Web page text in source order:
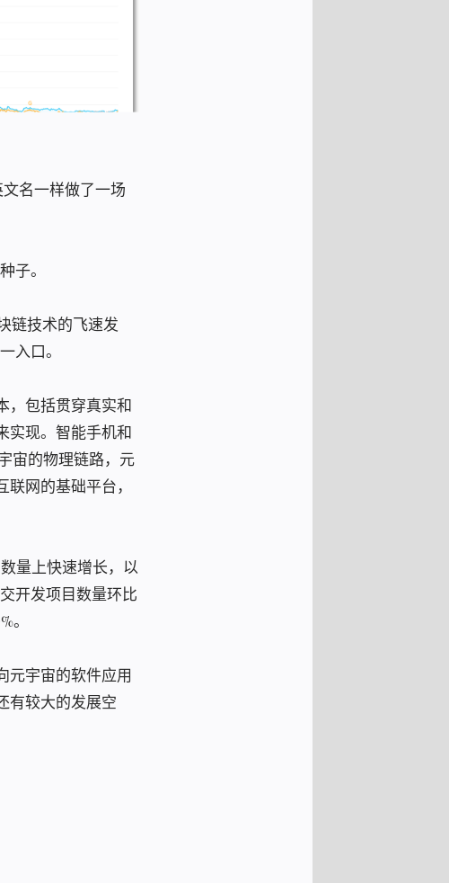
名一样做了一场
子。
链技术的飞速发
入口。
，包括贯穿真实和
实现。智能手机和
宙的物理链路，元
网的基础平台，
量上快速增长，以
开发项目数量环比
。
元宇宙的软件应用
有较大的发展空